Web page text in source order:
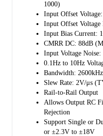
The SGM623 is available in
which are much smaller than
is specified over the extended
1000)
Input Offset
Input Offset
Input Bias Current:
CMRR DC: 88dB
Input Voltage
0.1Hz to 10Hz
Bandwidth:
Slew Rate: 2V/μs
Rail-to-Rail Output
Allows Output RC
Rejection
Support Single or
or ±2.3V to ±18V